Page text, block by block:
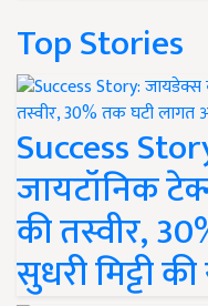
Top Stories
Success
जायटॉनिक
की तस्वीर,
सुधरी मिट्टी